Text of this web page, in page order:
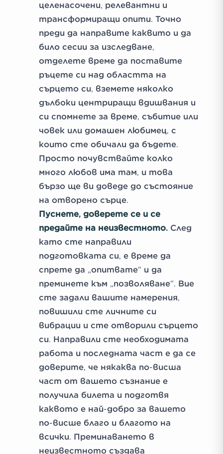
целенасочени, релевантни и
трансформиращи опити. Точно
преди да направите каквито и да
било сесии за изследване,
отделете време да поставите
ръцете си над областта на
сърцето си, вземете няколко
дълбоки центриращи вдишвания и
си спомнете за време, събитие или
човек или домашен любимец, с
които сте обичали да бъдете.
Просто почувствайте колко
много любов има там, и това
бързо ще ви доведе до състояние
на отворено сърце.
Пуснете, доверете се и се
предайте на неизвестното. След
като сте направили
подготовката си, е време да
спрете да „опитвате“ и да
преминете към „позволяване“. Вие
сте задали вашите намерения,
повишили сте личните си
вибрации и сте отворили сърцето
си. Направили сте необходимата
работа и последната част е да се
доверите, че някаква по-висша
част от вашето съзнание е
получила билета и подготвя
каквото е най-добро за вашето
по-висше благо и благото на
всички. Преминаването в
неизвестното създава